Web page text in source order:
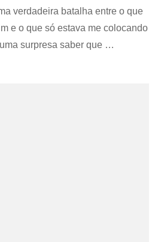
Sair
KPOP
verdadeira batalha entre o que
e o que só estava me colocando
surpresa saber que …